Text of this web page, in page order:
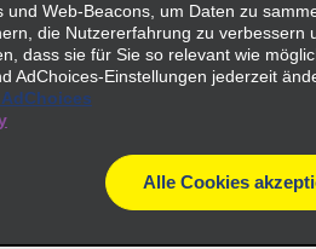
und Web-Beacons, um Daten zu
die Nutzererfahrung zu verbessern
dass sie für Sie so relevant wie
AdChoices-Einstellungen jederzeit
Alle Cookies